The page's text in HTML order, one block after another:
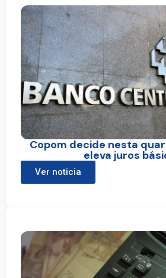
Copom decide nesta
eleva juros
Ver noticia